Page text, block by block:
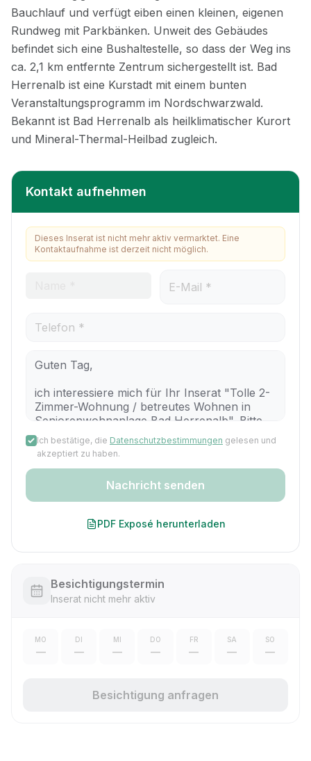
Kontakt aufnehmen
Dieses Inserat ist nicht mehr aktiv vermarktet. Eine
Kontaktaufnahme ist derzeit nicht möglich.
Ich bestätige, die Datenschutzbestimmungen gelesen und
akzeptiert zu haben.
Nachricht senden
PDF Exposé herunterladen
Besichtigungstermin
Inserat nicht mehr aktiv
MO
—
DI
—
MI
—
DO
—
FR
—
SA
—
SO
—
Besichtigung anfragen